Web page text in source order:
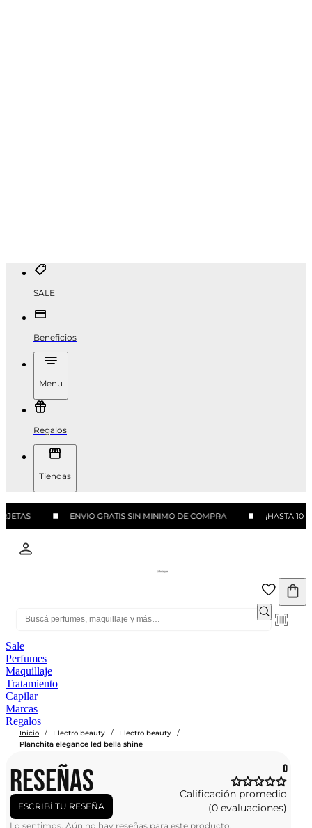
SALE
Beneficios
Menu
Regalos
Tiendas
ENVIO GRATIS SIN MINIMO DE COMPRA ¡HASTA 10
Sale
Perfumes
Maquillaje
Tratamiento
Capilar
Marcas
Regalos
Inicio / Electro beauty / Electro beauty /
Planchita elegance led bella shine
RESEÑAS
ESCRIBÍ TU RESEÑA
0
Calificación promedio
(0 evaluaciones)
Lo sentimos. Aún no hay reseñas para este producto.